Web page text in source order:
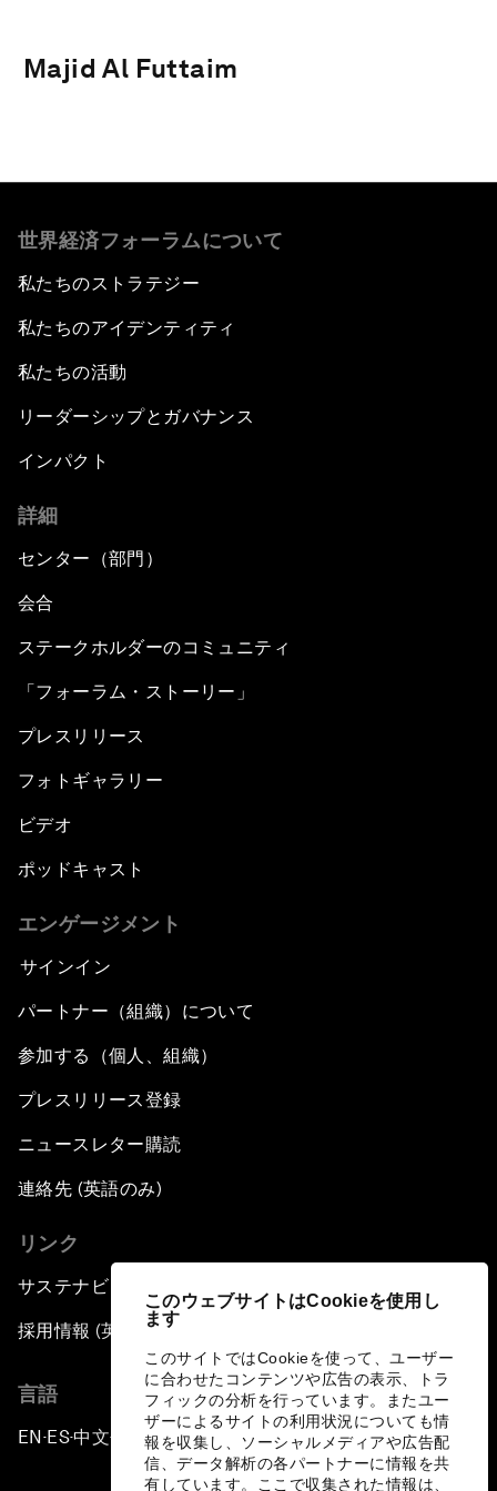
このウェブサイトはCookieを使用し
ます
このサイトではCookieを使って、ユーザー
に合わせたコンテンツや広告の表示、トラ
フィックの分析を行っています。またユー
ザーによるサイトの利用状況についても情
報を収集し、ソーシャルメディアや広告配
信、データ解析の各パートナーに情報を共
有しています。ここで収集された情報は、
Majid Al Futtaim
世界経済フォーラムについて
私たちのストラテジー
私たちのアイデンティティ
私たちの活動
リーダーシップとガバナンス
インパクト
詳細
センター（部門）
会合
ステークホルダーのコミュニティ
「フォーラム・ストーリー」
プレスリリース
フォトギャラリー
ビデオ
ポッドキャスト
エンゲージメント
サインイン
パートナー（組織）について
参加する（個人、組織）
プレスリリース登録
ニュースレター購読
連絡先 (英語のみ)
リンク
サステナビリティへの取り組み
採用情報 (英語のみ)
言語
EN ▪ES▪中文▪ 日本語